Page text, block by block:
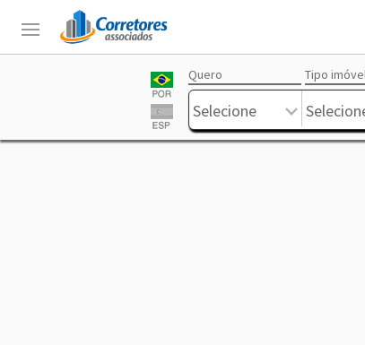
Anuncie Trabalhe
Quero Tipo
Selecione